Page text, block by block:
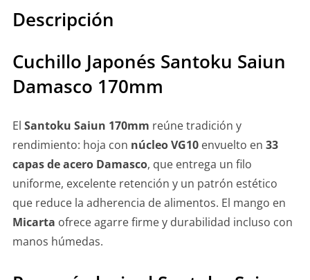
Descripción
Cuchillo Japonés Santoku Saiun
Damasco 170mm
El Santoku Saiun 170mm reúne tradición y
rendimiento: hoja con núcleo VG10envuelto en 33
capas de acero Damasco, que entrega un filo
uniforme, excelente retención y un patrón estético
que reduce la adherencia de alimentos. El mango en
Micarta ofrece agarre firme y durabilidad incluso con
manos húmedas.